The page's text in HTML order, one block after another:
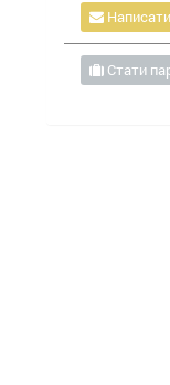
Стати